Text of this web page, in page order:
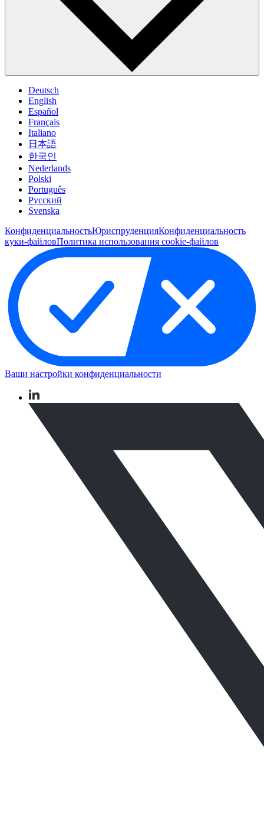
Deutsch
English
Español
Français
Italiano
日本語
한국인
Nederlands
Polski
Português
Pусский
Svenska
КонфиденциальностьЮриспруденцияКонфиденциальность
куки-файловПолитика использования cookie-файлов
Ваши настройки конфиденциальности